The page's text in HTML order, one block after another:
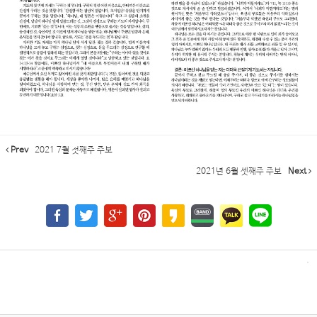
Prev 2021 7월 첫째주 주보
2021년 6월 셋째주 주보 Next